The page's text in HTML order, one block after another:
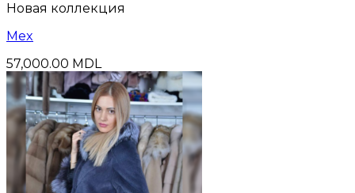
Новая коллекция
Mex
57,000.00 MDL